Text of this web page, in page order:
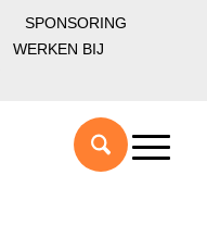
SPONSORING
WERKEN BIJ